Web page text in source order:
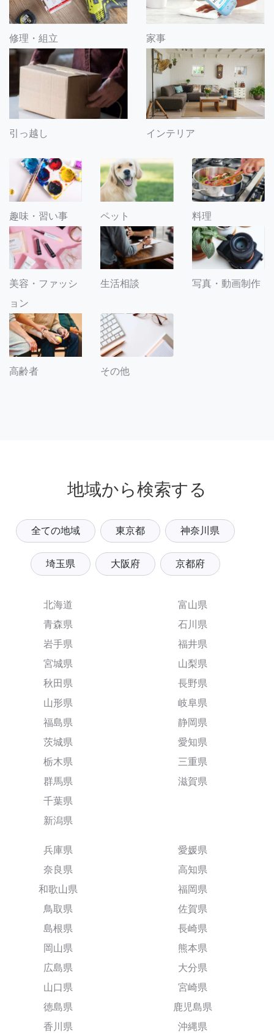
修理・組立 家事
引っ越し インテリア
趣味・習い事 ペット 料理
美容・ファッシ
ョン
生活相談 写真・動画制作
高齢者 その他
地域から検索する
全ての地域 東京都 神奈川県
埼玉県 大阪府 京都府
北海道
青森県
岩手県
宮城県
秋田県
山形県
福島県
茨城県
栃木県
群馬県
千葉県
新潟県
富山県
石川県
福井県
山梨県
長野県
岐阜県
静岡県
愛知県
三重県
滋賀県
兵庫県
奈良県
和歌山県
鳥取県
島根県
岡山県
広島県
山口県
徳島県
香川県
愛媛県
高知県
福岡県
佐賀県
長崎県
熊本県
大分県
宮崎県
鹿児島県
沖縄県